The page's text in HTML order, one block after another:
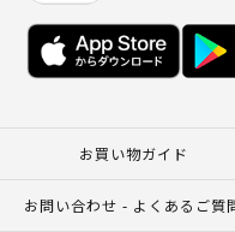
お買い物ガイド
お問い合わせ - よくあるご質